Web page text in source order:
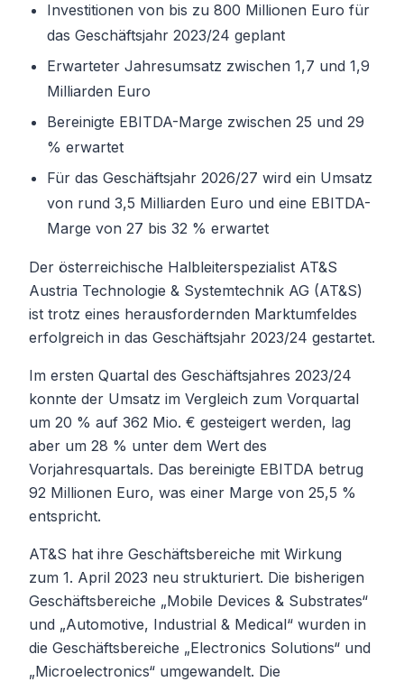
Investitionen von bis zu 800 Millionen Euro für
das Geschäftsjahr 2023/24 geplant
Erwarteter Jahresumsatz zwischen 1,7 und 1,9
Milliarden Euro
Bereinigte EBITDA-Marge zwischen 25 und 29
% erwartet
Für das Geschäftsjahr 2026/27 wird ein Umsatz
von rund 3,5 Milliarden Euro und eine EBITDA-
Marge von 27 bis 32 % erwartet
Der österreichische Halbleiterspezialist AT&S
Austria Technologie & Systemtechnik AG (AT&S)
ist trotz eines herausfordernden Marktumfeldes
erfolgreich in das Geschäftsjahr 2023/24 gestartet.
Im ersten Quartal des Geschäftsjahres 2023/24
konnte der Umsatz im Vergleich zum Vorquartal
um 20 % auf 362 Mio. € gesteigert werden, lag
aber um 28 % unter dem Wert des
Vorjahresquartals. Das bereinigte EBITDA betrug
92 Millionen Euro, was einer Marge von 25,5 %
entspricht.
AT&S hat ihre Geschäftsbereiche mit Wirkung
zum 1. April 2023 neu strukturiert. Die bisherigen
Geschäftsbereiche „Mobile Devices & Substrates“
und „Automotive, Industrial & Medical“ wurden in
die Geschäftsbereiche „Electronics Solutions“ und
„Microelectronics“ umgewandelt. Die